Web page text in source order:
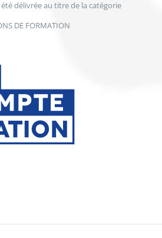
délivrée au titre de la catégorie
DE FORMATION